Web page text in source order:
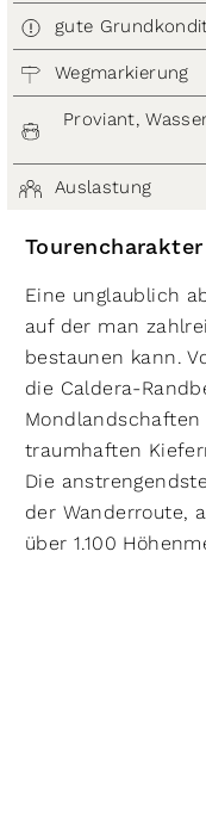
gute
Wegmarkierung
Proviant,
Auslastung
Tourencharakter
Eine unglaublich
auf der man
bestaunen kann.
die Caldera-
traumhaften
Die
der Wanderroute,
über 1.100